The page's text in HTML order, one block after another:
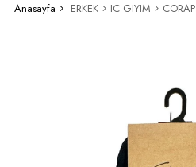
Anasayfa ERKEK IC GIYIM CORAP